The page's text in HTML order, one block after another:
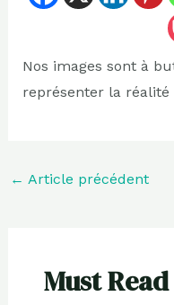
Nos images sont à
représenter la réalité
← Article précédent
Must Read